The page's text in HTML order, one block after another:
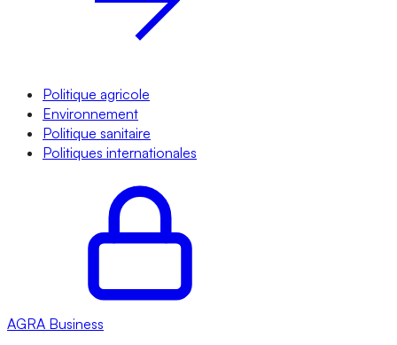
Politique agricole
Environnement
Politique sanitaire
Politiques internationales
AGRA Business